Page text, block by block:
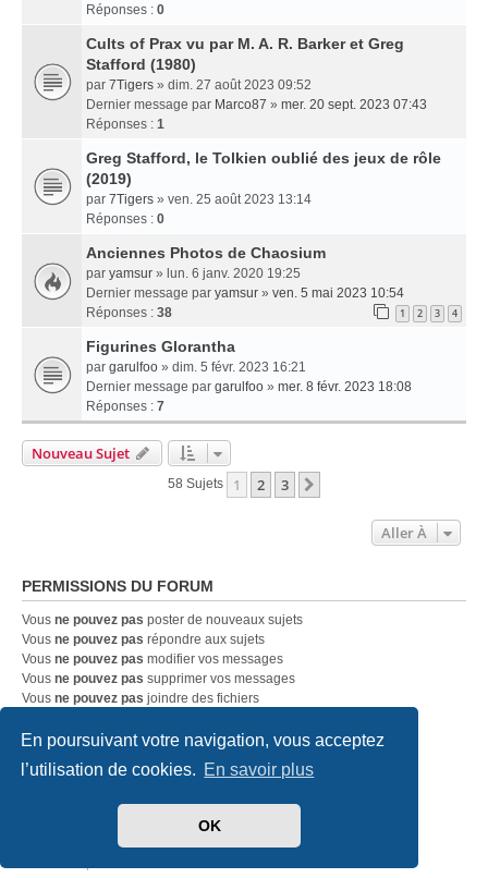
En poursuivant votre navigation, vous acceptez
l’utilisation de cookies. En savoir plus
OK
Réponses : 0
Cults of Prax vu par M. A. R. Barker et Greg
Stafford (1980)
par 7Tigers » dim. 27 août 2023 09:52
Dernier message par Marco87 » mer. 20 sept. 2023 07:43
Réponses : 1
Greg Stafford, le Tolkien oublié des jeux de rôle
(2019)
par 7Tigers » ven. 25 août 2023 13:14
Réponses : 0
Anciennes Photos de Chaosium
par yamsur » lun. 6 janv. 2020 19:25
Dernier message par yamsur » ven. 5 mai 2023 10:54
Réponses : 38 1 2 3 4
Figurines Glorantha
par garulfoo » dim. 5 févr. 2023 16:21
Dernier message par garulfoo » mer. 8 févr. 2023 18:08
Réponses : 7
Nouveau Sujet
58 Sujets 1 2 3
Aller À
PERMISSIONS DU FORUM
Vous ne pouvez pas poster de nouveaux sujets
Vous ne pouvez pas répondre aux sujets
Vous ne pouvez pas modifier vos messages
Vous ne pouvez pas supprimer vos messages
Vous ne pouvez pas joindre des fichiers
Accueil Index du forum Nous contacter
phpBB® Forum Software © phpBB Limited
created by INVENTEA & v12mike